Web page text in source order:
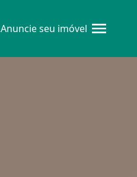
Anuncie seu imóvel